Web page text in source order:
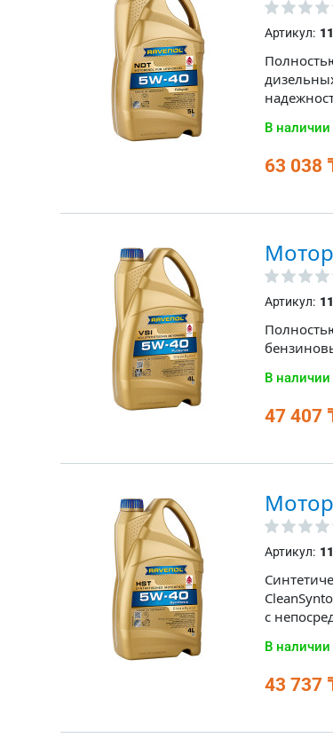
Артикул:
В наличии
63 038
Артикул:
В наличии
47 407
Артикул:
с
В наличии
43 737